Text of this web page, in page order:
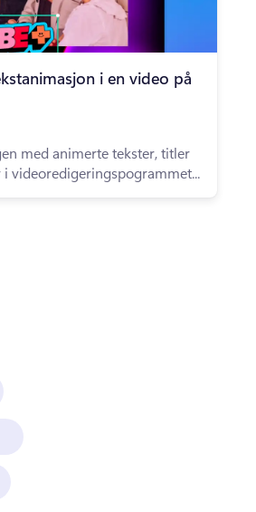
i en video på
med animerte tekster, titler
videoredigeringspogrammet...